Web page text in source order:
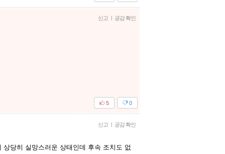
신고 | 공감 확인
0
5
신고 | 공감 확인
당히 실망스러운 상태인데 후속 조치도 없